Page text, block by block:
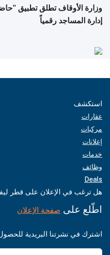
وزارة الأوقاف تطلق تطبيق
إدارة المساجد رقمياً
استكشف
عقارات
مركبات
إعلانات
خدمات
وظائف
Deals
هل ترغب في الإعلان على قطر
اطّلع على صفحة الإعلان
اشترك في نشرتنا البريدية